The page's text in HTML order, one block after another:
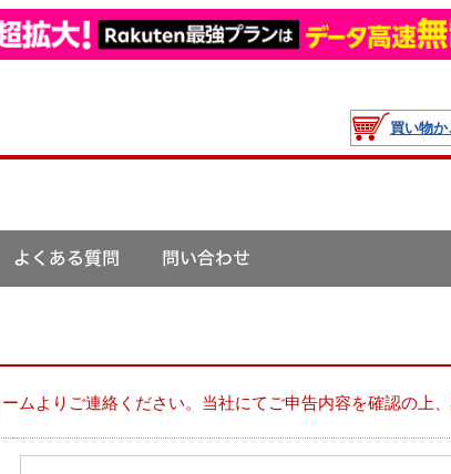
買い物か
ムよりご連絡ください。当社にてご申告内容を確認の上